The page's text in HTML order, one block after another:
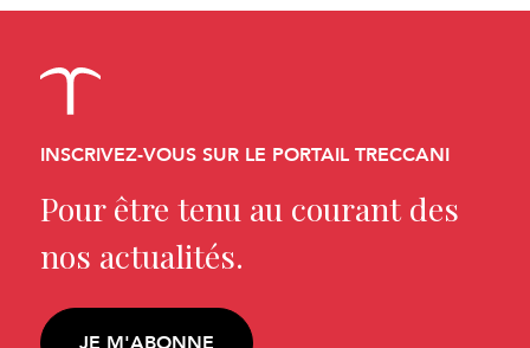
INSCRIVEZ-VOUS SUR LE PORTAIL TRECCANI
Pour être tenu au courant des
nos actualités.